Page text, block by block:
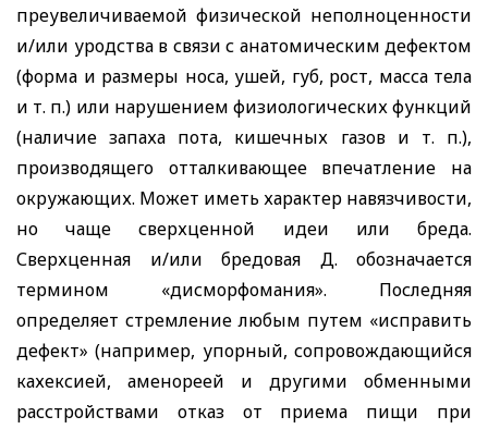
преувеличиваемой физической неполноценности
и/или уродства в связи с анатомическим дефектом
(форма и размеры носа, ушей, губ, рост, масса тела
и т. п.) или нарушением физиологических функций
(наличие запаха пота, кишечных газов и т. п.),
производящего отталкивающее впечатление на
окружающих. Может иметь характер навязчивости,
но чаще сверхценной идеи или бреда.
Сверхценная и/или бредовая Д. обозначается
термином «дисморфомания». Последняя
определяет стремление любым путем «исправить
дефект» (например, упорный, сопровождающийся
кахексией, аменореей и другими обменными
расстройствами отказ от приема пищи при